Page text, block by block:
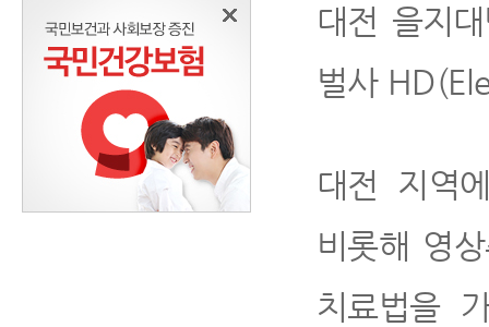
대전 을지
벌사
대전 지역
비롯해 영
치료법을